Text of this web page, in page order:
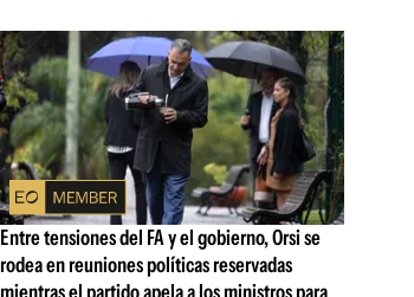
Entre tensiones del FA y el gobierno, Orsi se
rodea en reuniones políticas reservadas
mientras el partido apela a los ministros para